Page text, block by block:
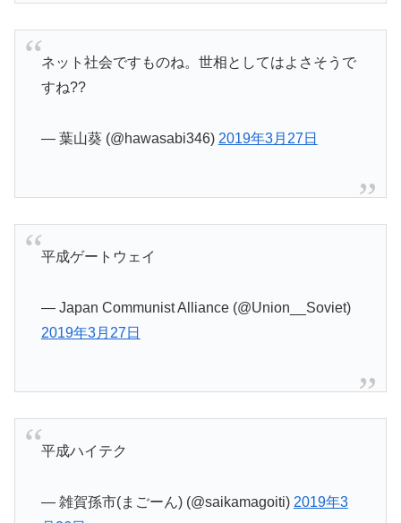
ネット社会ですものね。世相としてはよさそうで
すね??
— 葉山葵 (@hawasabi346) 2019年3月27日
平成ゲートウェイ
— Japan Communist Alliance (@Union__Soviet)
2019年3月27日
平成ハイテク
— 雑賀孫市(まごーん) (@saikamagoiti) 2019年3